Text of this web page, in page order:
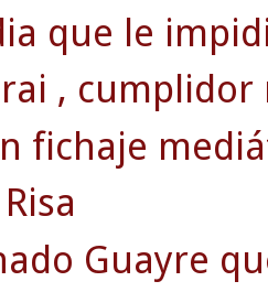
que le
,
fichaje
Guayre